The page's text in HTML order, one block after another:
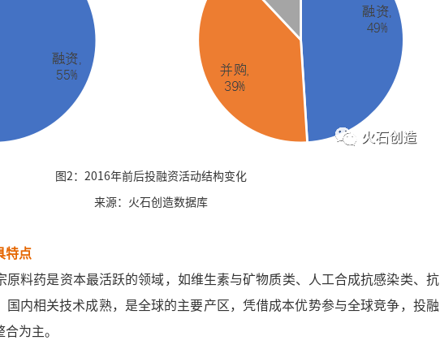
图2：2016年前后投融资活动结构变化
来源：火石创造数据库
点
药是资本最活跃的领域，如维生素与矿物质类、人工合成抗感染类、抗
国内相关技术成熟，是全球的主要产区，凭借成本优势参与全球竞争，投融
为主。